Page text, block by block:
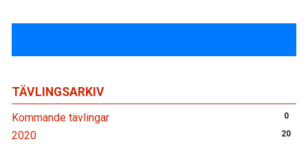
TÄVLINGSARKIV
Kommande tävlingar 0
2020 20